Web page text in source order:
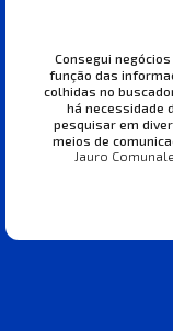
Consegui negócios
função das
colhidas no
há necessidade
pesquisar em
meios de
Jauro Comunale